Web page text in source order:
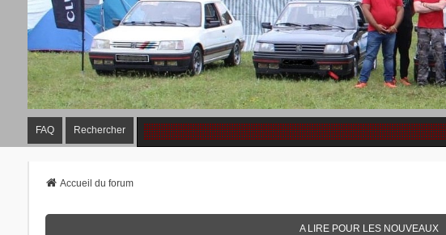
FAQ Rechercher
Accueil du forum
A LIRE POUR LES NOUVEAUX